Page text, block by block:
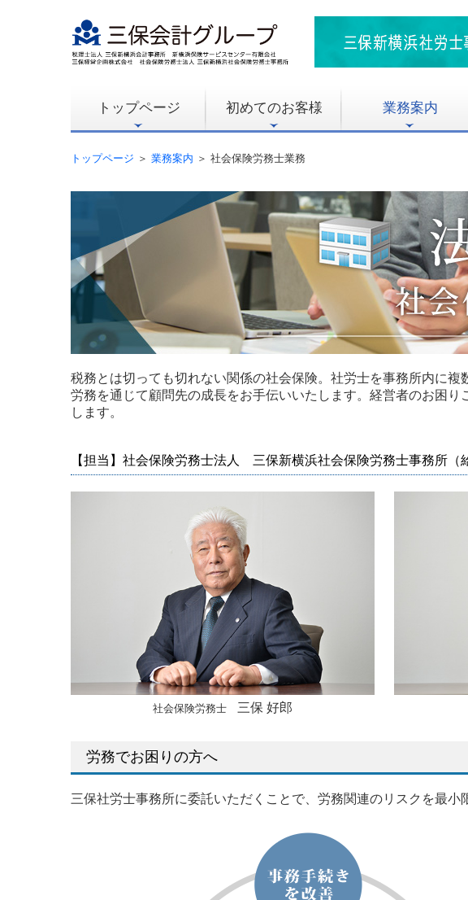
トップページ 初めてのお客様 業務案内
トップページ ＞ 業務案内 ＞ 社会保険労務士業務
税務とは切っても切れない関係の社会保険。社労士を事務所内に複
労務を通じて顧問先の成長をお手伝いいたします。 経営者のお困り
します。
【担当】社会保険労務士法人 三保新横浜社会保険労務士事務所（
社会保険労務士三保 好郎
労務でお困りの方へ
三保社労士事務所に委託いただくことで、労務関連のリスクを最小